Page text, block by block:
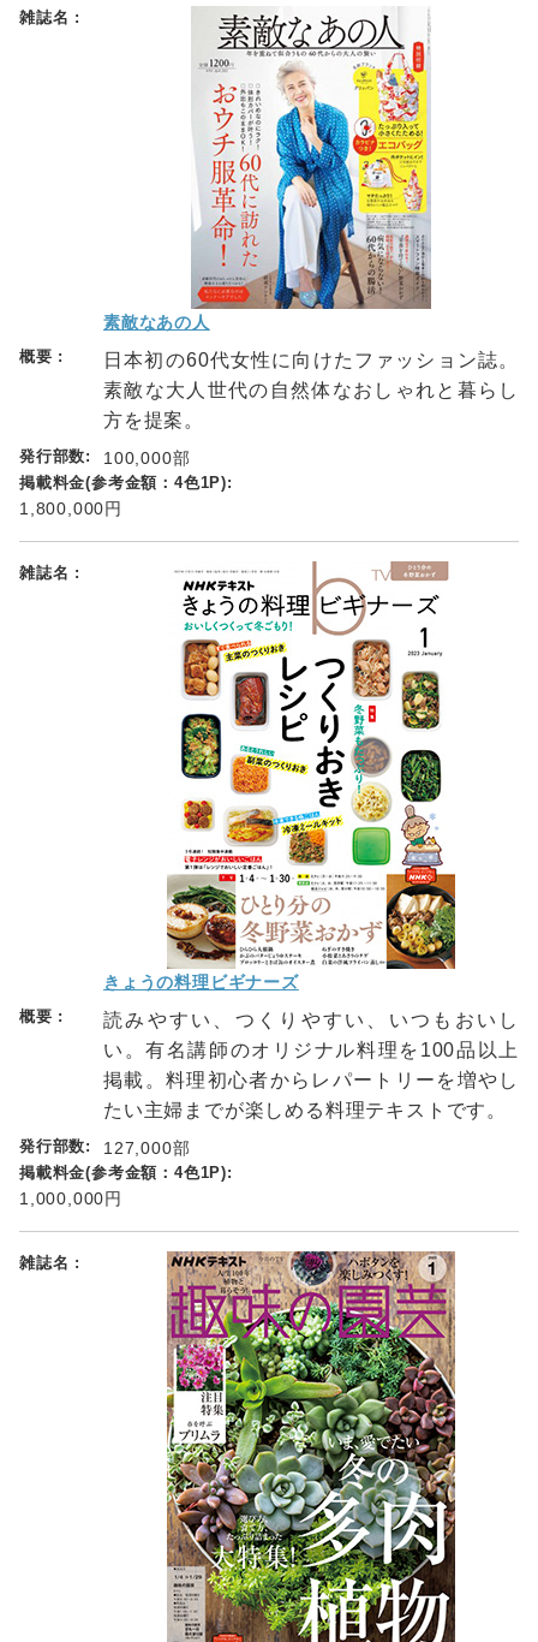
素敵なあの人
日本初の60代女性に向けたファッション誌。
素敵な大人世代の自然体なおしゃれと暮らし
方を提案。
100,000部
1,800,000円
きょうの料理ビギナーズ
読みやすい、つくりやすい、いつもおいし
い。有名講師のオリジナル料理を100品以上
掲載。料理初心者からレパートリーを増やし
たい主婦までが楽しめる料理テキストです。
127,000部
1,000,000円